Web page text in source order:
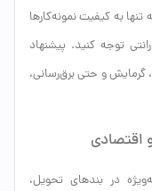
به کیفیت نمونه‌کارها
توجه کنید. پیشنهاد
و حتی برق‌رسانی،
اقتصادی
در بندهای تحویل،